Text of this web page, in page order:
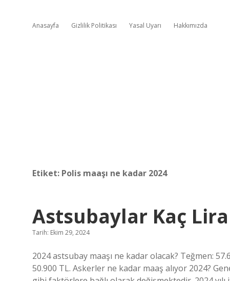
Anasayfa Gizlilik Politikası Yasal Uyarı Hakkımızda
Etiket: Polis maaşı ne kadar 2024
Astsubaylar Kaç
Tarih: Ekim 29, 2024
2024 astsubay maaşı ne kadar olacak? Teğmen:
50.900 TL. Askerler ne kadar maaş alıyor 2024?